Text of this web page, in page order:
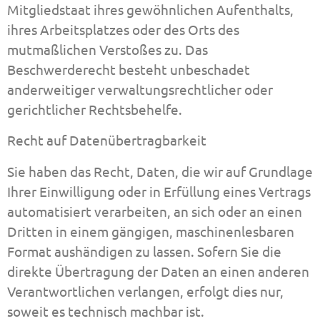
Mitgliedstaat ihres gewöhnlichen Aufenthalts,
ihres Arbeitsplatzes oder des Orts des
mutmaßlichen Verstoßes zu. Das
Beschwerderecht besteht unbeschadet
anderweitiger verwaltungsrechtlicher oder
gerichtlicher Rechtsbehelfe.
Recht auf Daten­übertrag­barkeit
Sie haben das Recht, Daten, die wir auf Grundlage
Ihrer Einwilligung oder in Erfüllung eines Vertrags
automatisiert verarbeiten, an sich oder an einen
Dritten in einem gängigen, maschinenlesbaren
Format aushändigen zu lassen. Sofern Sie die
direkte Übertragung der Daten an einen anderen
Verantwortlichen verlangen, erfolgt dies nur,
soweit es technisch machbar ist.